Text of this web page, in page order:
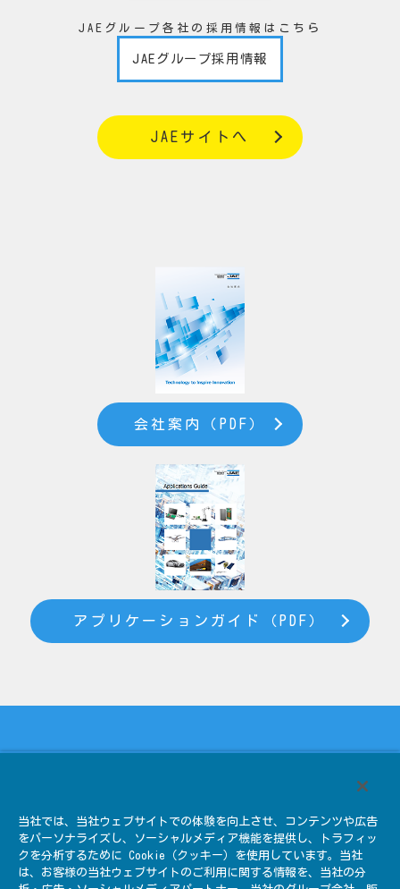
JAEグループ各社の採用情報はこちら
JAEグループ採用情報
JAEサイトへ
会社案内（PDF）
アプリケーションガイド（PDF）
キャラクター紹介 休憩室にて
JAEの職場って？ エントリー
当社では、当社ウェブサイトでの体験を向上させ、コンテンツや広告
をパーソナライズし、ソーシャルメディア機能を提供し、トラフィッ
クを分析するために Cookie（クッキー）を使用しています。当社
は、お客様の当社ウェブサイトのご利用に関する情報を、当社の分